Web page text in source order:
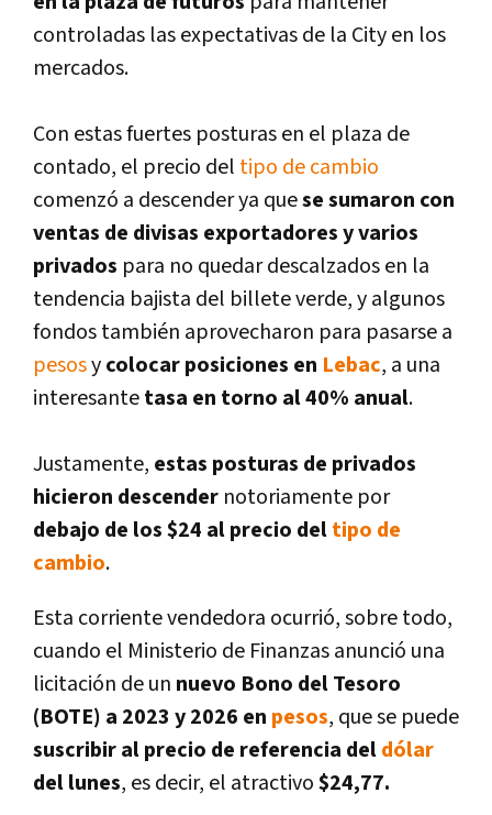
controladas las expectativas de la City en los
mercados.
Con estas fuertes posturas en el plaza de
contado, el precio del tipo de cambio
comenzó a descender ya quese sumaron con
ventas de divisas exportadores y varios
privados para no quedar descalzados en la
tendencia bajista del billete verde, y algunos
fondos también aprovecharon para pasarse a
pesosycolocar posiciones en Lebac, a una
interesantetasa en torno al 40% anual.
Justamente, estas posturas de privados
hicieron descender notoriamente por
debajo de los $24 al precio deltipo de
cambio.
Esta corriente vendedora ocurrió, sobre todo,
cuando el Ministerio de Finanzas anunció una
licitación de un nuevo Bono del Tesoro
(BOTE) a 2023 y 2026 en pesos, que se puede
suscribir al precio de referencia deldólar
del lunes, es decir, el atractivo$24,77.